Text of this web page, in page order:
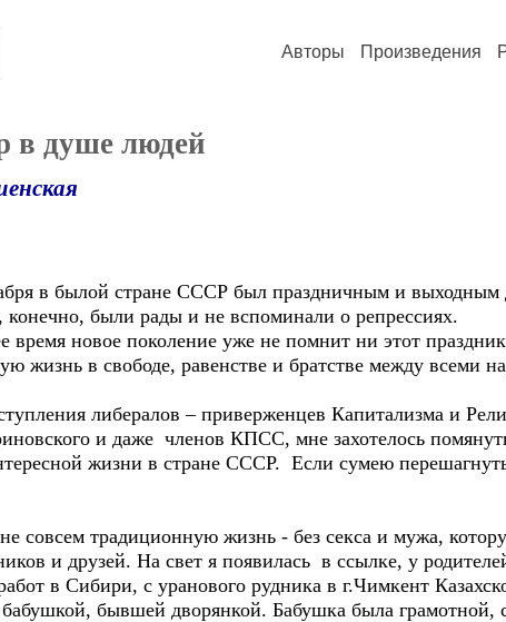
Авторы Произведения
в душе людей
в былой стране СССР был праздничным и выходным
конечно, были рады и не вспоминали о репрессиях.
новое поколение уже не помнит ни этот
жизнь в свободе, равенстве и братстве между всеми
либералов – приверженцев Капитализма и
и даже членов КПСС, мне захотелось
жизни в стране СССР. Если сумею
традиционную жизнь - без секса и мужа,
и друзей. На свет я появилась в ссылке, у
в Сибири, с уранового рудника в г.Чимкент
бывшей дворянкой. Бабушка была грамотной,